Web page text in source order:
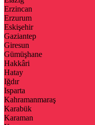
Erzincan
Erzurum
Eskişehir
Gaziantep
Giresun
Gümüşhane
Hakkâri
Hatay
Iğdır
Isparta
Kahramanmaraş
Karabük
Karaman